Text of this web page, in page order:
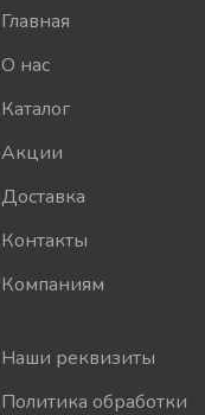
Главная
О нас
Каталог
Акции
Доставка
Контакты
Компаниям
Наши реквизиты
Политика обработки